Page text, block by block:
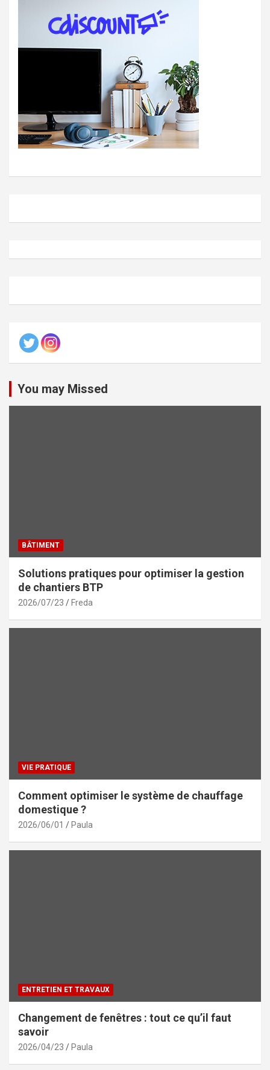
You may Missed
BÂTIMENT
Solutions pratiques pour optimiser la gestion
de chantiers BTP
2026/07/23 Freda
VIE PRATIQUE
Comment optimiser le système de chauffage
domestique ?
2026/06/01 Paula
ENTRETIEN ET TRAVAUX
Changement de fenêtres : tout ce qu’il faut
savoir
2026/04/23 Paula